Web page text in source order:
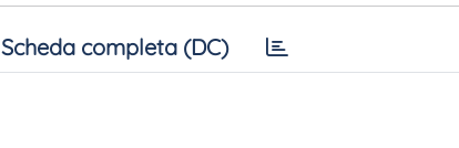
Scheda completa (DC)